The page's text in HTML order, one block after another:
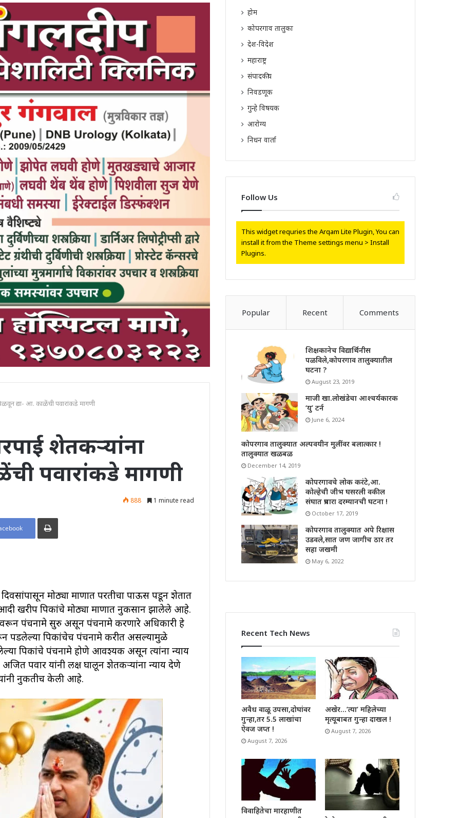
द्या- आ. काळेंची पवारांकडे मागणी
शेतकऱ्यांना
पवारांकडे मागणी
888 1 minute read
Print
मोठ्या प्रमाणात परतीचा पाऊस पडून शेतात
खरीप पिकांचे मोठ्या प्रमाणात नुकसान झालेले आहे.
पंचनामे सुरु असून पंचनामे करणारे अधिकारी हे
पिकांचेच पंचनामे करीत असल्यामुळे
पिकांचे पंचनामे होणे आवश्यक असून त्यांना न्याय
पवार यांनी लक्ष घालून शेतकऱ्यांना न्याय देणे
नुकतीच केली आहे.
होम
कोपरगाव तालुका
देश-विदेश
महाराष्ट्र
संपादकीय
निवडणूक
गुन्हे विषयक
आरोग्य
निधन वार्ता
Follow Us
This widget requries the Arqam Lite Plugin, You can
install it from the Theme settings menu > Install
Plugins.
Popular Recent Comments
शिक्षकानेच विद्यार्थिनीस
पळविले,कोपरगाव तालुक्यातील
घटना ?
August 23, 2019
माजी खा.लोखंडेचा आश्चर्यकारक
‘यु’ टर्न
June 6, 2024
कोपरगाव तालुक्यात अल्पवयीन मुलींवर बलात्कार !
तालुक्यात खळबळ
December 14, 2019
कोपरगावचे लोक करंटे,आ.
कोल्हेची जीभ घसरली वकील
संघात प्रचारा दरम्यानची घटना !
October 17, 2019
कोपरगाव तालुक्यात अपे रिक्षास
उडवले,सात जण जागीच ठार तर
सहा जखमी
May 6, 2022
Recent Tech News
अवैध वाळू उपसा,दोघांवर
गुन्हा,तर 5.5 लाखांचा
ऐवज जप्त !
August 7, 2026
अखेर…’त्या’ महिलेच्या
मृत्यूबाबत गुन्हा दाखल !
August 7, 2026
विवाहितेचा मारहाणीत